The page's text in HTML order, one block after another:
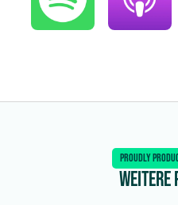
PROUDLY
Weitere